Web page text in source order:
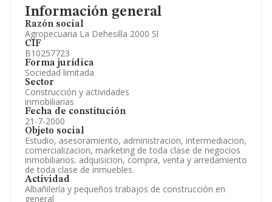
Información general
Razón social
Agropecuaria La Dehesilla 2000 Sl
CIF
B10257723
Forma jurídica
Sociedad limitada
Sector
Construcción y actividades
inmobiliarias
Fecha de constitución
21-7-2000
Objeto social
Estudio, asesoramiento, administracion, intermediacion,
comercializacion, marketing de toda clase de negocios
inmobiliarios. adquisicion, compra, venta y arredamiento
de toda clase de inmuebles.
Actividad
Albañilería y pequeños trabajos de construcción en
general
Información oficial y registral complementaria.